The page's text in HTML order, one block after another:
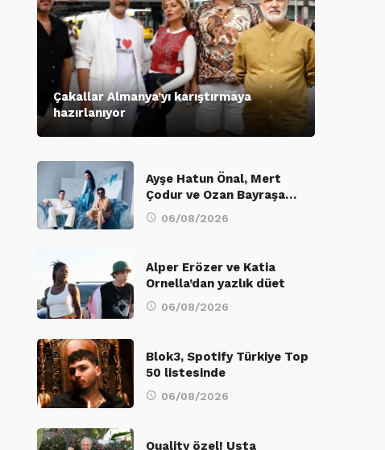
Çakallar Almanya’yı karıştırmaya
hazırlanıyor
Ayşe Hatun Önal, Mert
Çodur ve Ozan Bayraşa…
06/08/2026
Alper Erözer ve Katia
Ornella’dan yazlık düet
06/08/2026
Blok3, Spotify Türkiye Top
50 listesinde
06/08/2026
Quality özel! Usta